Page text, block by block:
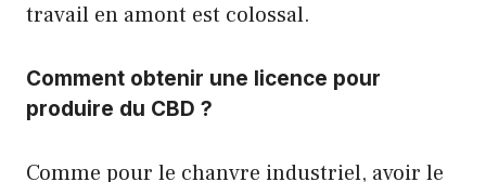
travail en amont est colossal.
Comment obtenir une licence pour
produire du CBD ?
Comme pour le chanvre industriel, avoir le